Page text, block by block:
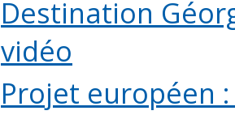
Destination
vidéo
Projet européen